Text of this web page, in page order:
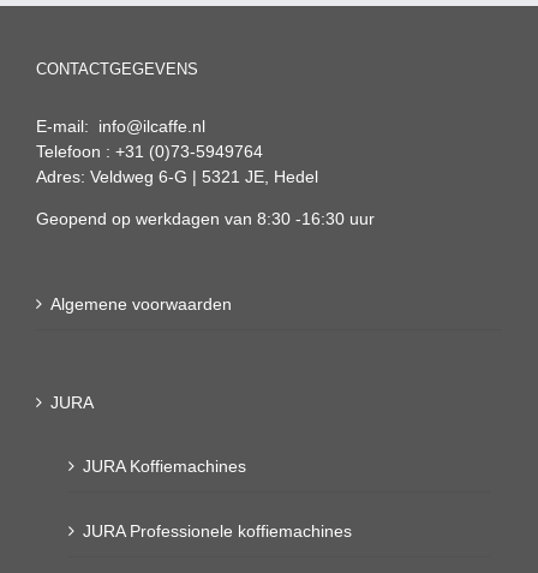
CONTACTGEGEVENS
E-mail: info@ilcaffe.nl
Telefoon : +31 (0)73-5949764
Adres: Veldweg 6-G | 5321 JE, Hedel
Geopend op werkdagen van 8:30 -16:30 uur
Algemene voorwaarden
JURA
JURA Koffiemachines
JURA Professionele koffiemachines